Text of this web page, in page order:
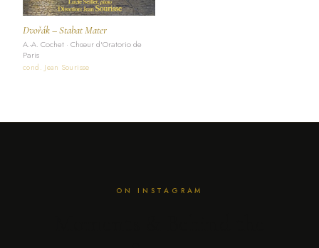
Dvořák – Stabat Mater
A.-A. Cochet · Chœur d'Oratorio de
Paris
cond. Jean Sourisse
ON INSTAGRAM